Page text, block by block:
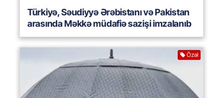
Türkiyə, Səudiyyə Ərəbistanı və Pakistan
arasında Məkkə müdafiə sazişi imzalanıb
Özəl